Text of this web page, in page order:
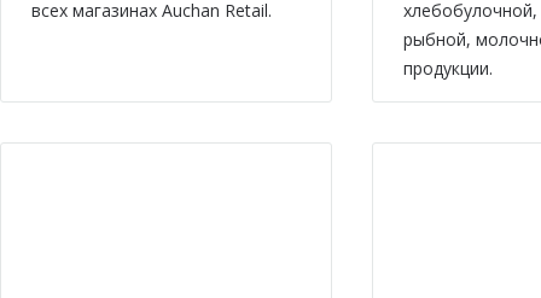
всех магазинах Auchan Retail.
рыбной,
продукции.